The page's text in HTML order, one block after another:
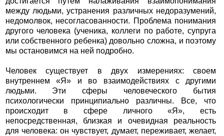
между людьми, устранения различных недоразумений,
недомолвок, несогласованности. Проблема понимания
другого человека (ученика, коллеги по работе, супруга
или собственного ребенка) довольно сложна, и поэтому
мы остановимся на ней подробно.
Человек существует в двух измерениях: своем
внутреннем «Я» и во взаимодействиях с другими
людьми. Эти сферы человеческого бытия
психологически принципиально различны. Все, что
происходит в сфере личного «Я», есть
непосредственная, близкая и очевидная реальность
для человека: он чувствует, думает, переживает, желает,